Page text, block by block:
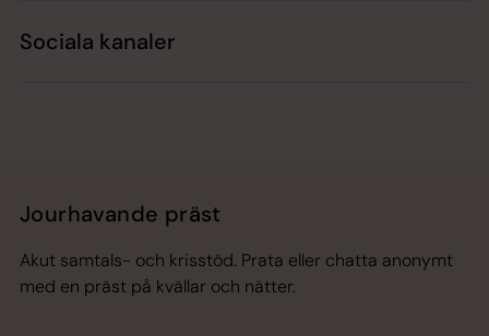
Sociala kanaler
Jourhavande präst
Akut samtals- och krisstöd. Prata eller chatta anonymt
med en präst på kvällar och nätter.